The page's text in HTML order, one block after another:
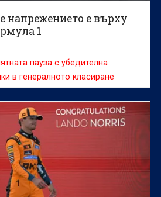
напрежението е върху
1
пауза с убедителна
в генералното класиране